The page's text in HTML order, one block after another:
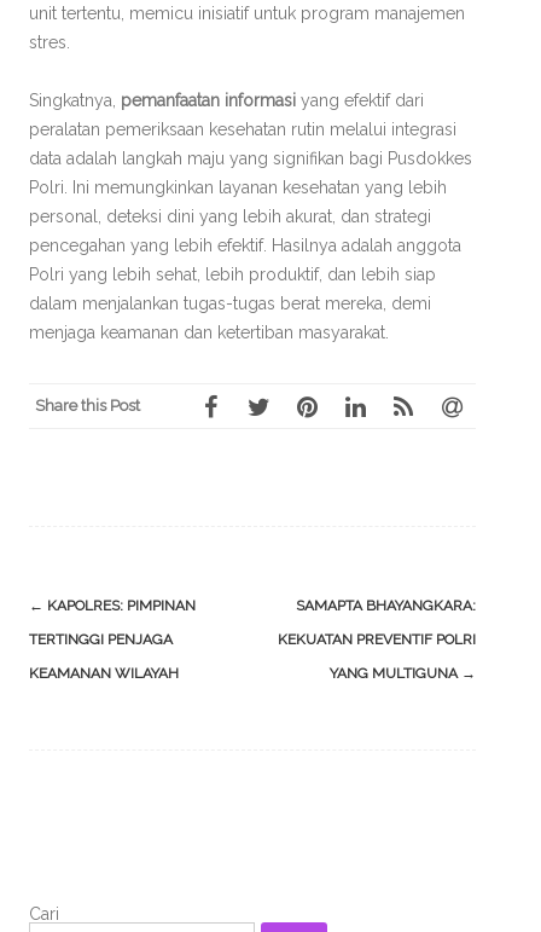
unit tertentu, memicu inisiatif untuk program manajemen
stres.
Singkatnya, pemanfaatan informasi yang efektif dari
peralatan pemeriksaan kesehatan rutin melalui integrasi
data adalah langkah maju yang signifikan bagi Pusdokkes
Polri. Ini memungkinkan layanan kesehatan yang lebih
personal, deteksi dini yang lebih akurat, dan strategi
pencegahan yang lebih efektif. Hasilnya adalah anggota
Polri yang lebih sehat, lebih produktif, dan lebih siap
dalam menjalankan tugas-tugas berat mereka, demi
menjaga keamanan dan ketertiban masyarakat.
Share this Post
Post
navigation
← KAPOLRES: PIMPINAN
TERTINGGI PENJAGA
KEAMANAN WILAYAH
SAMAPTA BHAYANGKARA:
KEKUATAN PREVENTIF POLRI
YANG MULTIGUNA →
Cari